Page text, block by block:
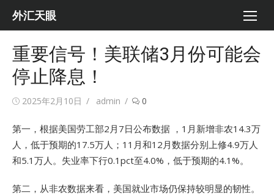
Skip
外汇天眼
重要信号！美联储3月份可能会
停止降息！
Posted
2025年2月10日 Author
admin 0
第一，根据美国劳工部2月7日公布数据 ，1月新增非农14.3万
人，低于预期的17.5万人；11月和12月数据分别上修4.9万人
和5.1万人。失业率下行0.1pct至4.0%，低于预期的4.1%。
第二，从非农数据来看，美国就业市场仍保持较明显的韧性。